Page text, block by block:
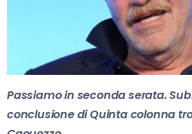
Passiamo in seconda serata.
conclusione di Quinta colonna